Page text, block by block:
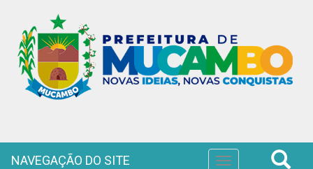
Toggle
NAVEGAÇÃO DO SITE